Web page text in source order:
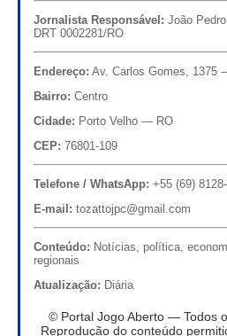
Jornalista Responsável: João
DRT 0002281/RO
Endereço: Av. Carlos Gomes, 1375
Bairro: Centro
Cidade: Porto Velho — RO
CEP: 76801-109
Telefone / WhatsApp: +55 (69)
E-mail: tozattojpc@gmail.com
Conteúdo: Notícias, política,
regionais
Atualização: Diária
© Portal Jogo Aberto — Todos
Reprodução do conteúdo